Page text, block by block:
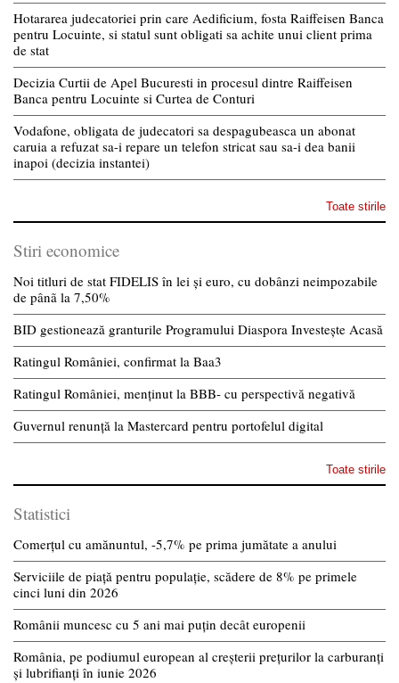
Hotararea judecatoriei prin care Aedificium, fosta Raiffeisen Banca
pentru Locuinte, si statul sunt obligati sa achite unui client prima
de stat
Decizia Curtii de Apel Bucuresti in procesul dintre Raiffeisen
Banca pentru Locuinte si Curtea de Conturi
Vodafone, obligata de judecatori sa despagubeasca un abonat
caruia a refuzat sa-i repare un telefon stricat sau sa-i dea banii
inapoi (decizia instantei)
Toate stirile
Stiri economice
Noi titluri de stat FIDELIS în lei și euro, cu dobânzi neimpozabile
de pânã la 7,50%
BID gestionează granturile Programului Diaspora Investește Acasă
Ratingul României, confirmat la Baa3
Ratingul României, menținut la BBB- cu perspectivă negativă
Guvernul renunță la Mastercard pentru portofelul digital
Toate stirile
Statistici
Comerțul cu amănuntul, -5,7% pe prima jumătate a anului
Serviciile de piață pentru populație, scădere de 8% pe primele
cinci luni din 2026
Românii muncesc cu 5 ani mai puțin decât europenii
România, pe podiumul european al creșterii prețurilor la carburanți
și lubrifianți în iunie 2026